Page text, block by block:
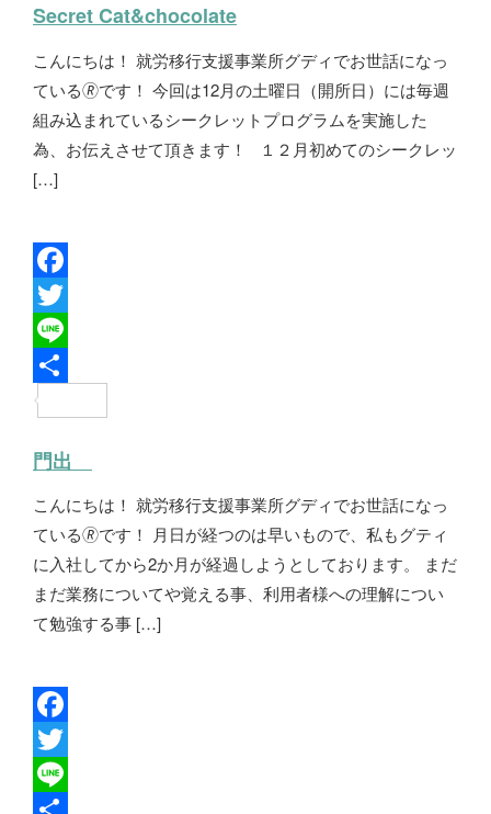
o
o
k
t
e
r
e
Secret Cat&chocolate
こんにちは！ 就労移行支援事業所グディでお世話になっ
ている🄬です！ 今回は12月の土曜日（開所日）には毎週
組み込まれているシークレットプログラムを実施した
為、お伝えさせて頂きます！ １２月初めてのシークレッ
[…]
F
a
c
e
o
o
k
T
w
i
t
e
r
L
i
e
門出
こんにちは！ 就労移行支援事業所グディでお世話になっ
ている🄬です！ 月日が経つのは早いもので、私もグティ
に入社してから2か月が経過しようとしております。 まだ
まだ業務についてや覚える事、利用者様への理解につい
て勉強する事 […]
F
a
c
T
w
L